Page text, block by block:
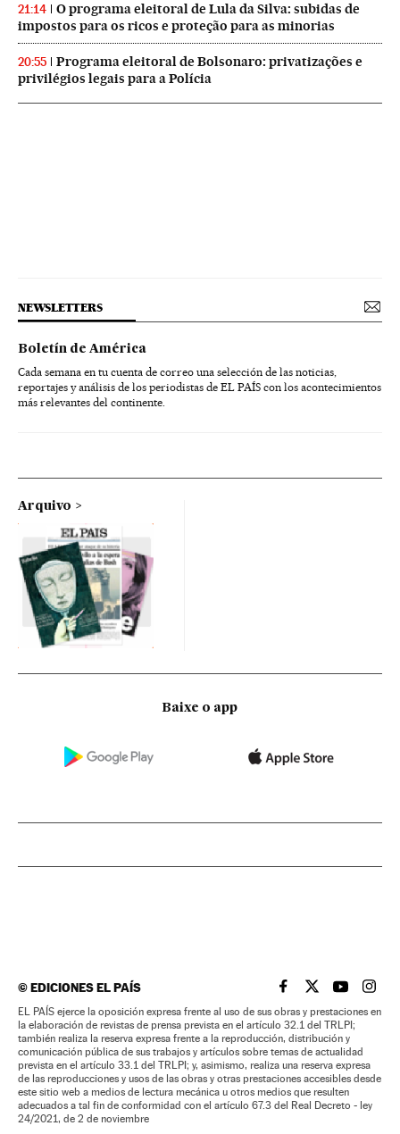
21:14
O programa eleitoral de Lula da Silva: subidas de
impostos para os ricos e proteção para as minorias
20:55
Programa eleitoral de Bolsonaro: privatizações e
privilégios legais para a Polícia
NEWSLETTERS
Boletín de América
Cada semana en tu cuenta de correo una selección de las noticias,
reportajes y análisis de los periodistas de EL PAÍS con los acontecimientos
más relevantes del continente.
Arquivo
Baixe o app
©EDICIONES EL PAÍS EL PAÍS BRASIL EN
EL PAÍSEL PAÍS
EL
EL PAÍS ejerce la oposición expresa frente al uso de sus obras y prestaciones en
la elaboración de revistas de prensa prevista en el artículo 32.1 del TRLPI;
también realiza la reserva expresa frente a la reproducción, distribución y
comunicación pública de sus trabajos y artículos sobre temas de actualidad
prevista en el artículo 33.1 del TRLPI; y, asimismo, realiza una reserva expresa
de las reproducciones y usos de las obras y otras prestaciones accesibles desde
este sitio web a medios de lectura mecánica u otros medios que resulten
adecuados a tal fin de conformidad con el artículo 67.3 del Real Decreto - ley
24/2021, de 2 de noviembre